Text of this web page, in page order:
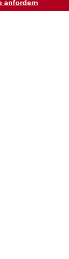
anfordern